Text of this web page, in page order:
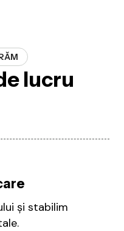
lucru
și stabilim